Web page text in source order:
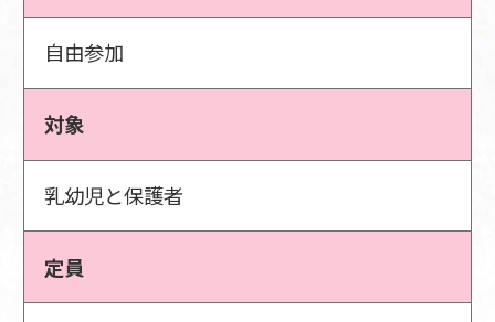
自由参加
対象
乳幼児と保護者
定員